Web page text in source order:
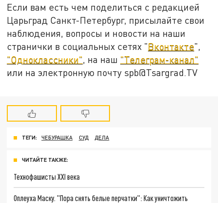
Если вам есть чем поделиться с редакцией
Царьград Санкт-Петербург, присылайте свои
наблюдения, вопросы и новости на наши
странички в социальных сетях "Вконтакте",
"Одноклассники", на наш "Телеграм-канал"
или на электронную почту spb@Tsargrad.TV
ТЕГИ: ЧЕБУРАШКА СУД ДЕЛА
ЧИТАЙТЕ ТАКЖЕ:
Технофашисты XXI века
Оплеуха Маску. "Пора снять белые перчатки": Как уничтожить